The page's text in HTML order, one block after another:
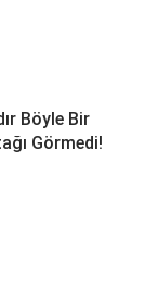
Böyle Bir
Görmedi!